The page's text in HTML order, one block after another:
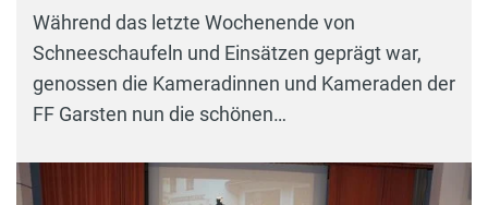
Während das letzte Wochenende von
Schneeschaufeln und Einsätzen geprägt war,
genossen die Kameradinnen und Kameraden der
FF Garsten nun die schönen…